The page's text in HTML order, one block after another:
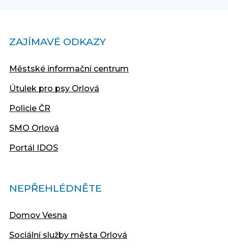
ZAJÍMAVÉ ODKAZY
Městské informační centrum
Útulek pro psy Orlová
Policie ČR
SMO Orlová
Portál IDOS
NEPŘEHLÉDNĚTE
Domov Vesna
Sociální služby města Orlová